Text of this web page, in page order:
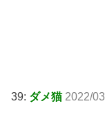
39: ダメ猫 2022/